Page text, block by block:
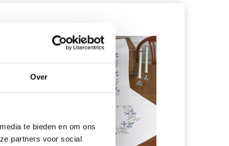
Over
te bieden en om ons
partners voor social
19% korting